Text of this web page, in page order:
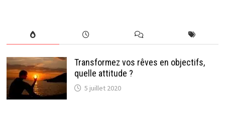
Transformez vos rêves en objectifs,
quelle attitude ?
5 juillet 2020